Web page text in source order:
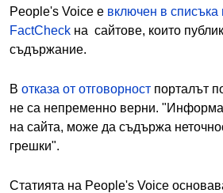
People's Voice е включен в списъка
FactCheck на сайтове, които
съдържание.
В отказа от отговорност порталът
не са непременно верни.
на сайта, може да съдържа
грешки".
Статията на People's Voice